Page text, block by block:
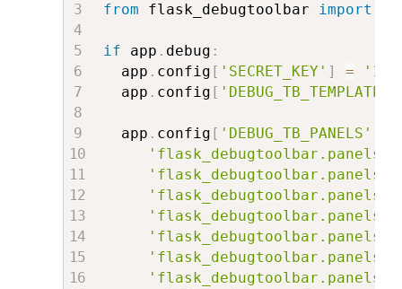
from flask_debugtoolbar import
if app . debug :
  app
. config [ 'SECRET_KEY' ] =
  app
. config [
  app
. config [ 'DEBUG_TB_PANELS' ]